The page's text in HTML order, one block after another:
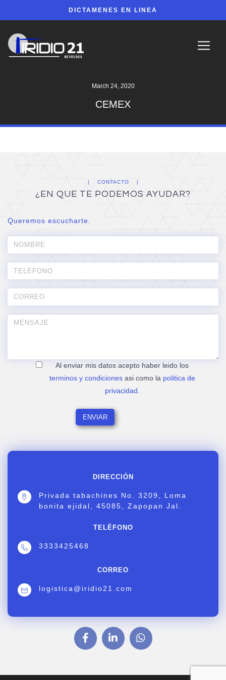
DICTAMENES EN LINEA
March 24, 2020
CEMEX
DIRECCIÓN
Privada tabachines No. 3209, Loma
bonita ejidal, 45085, Zapopan Jal.
TELÉFONO
3333425468
CORREO
logistica@iridio21.com
CONTACTO
¿EN QUE TE PODEMOS AYUDAR?
Queremos escucharte.
Al enviar mis datos acepto haber leido los
terminos y condicionesasi como la politica de
privacidad